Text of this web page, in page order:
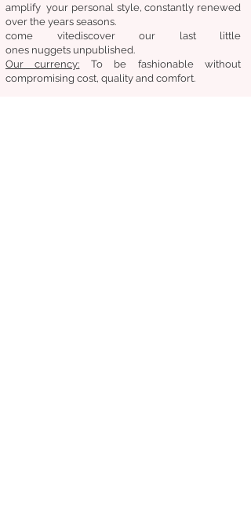
amplify your personal style, constantly renewed
over the years seasons.
come vitediscoverour last little
ones nuggets unpublished.
Our currency:
To be fashionable without
compromising cost, quality and comfort.